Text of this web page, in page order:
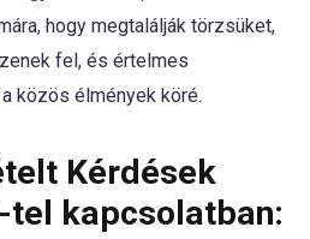
hogy megtalálják törzsüket,
fel, és értelmes
közös élmények köré.
Kérdések
tel kapcsolatban: